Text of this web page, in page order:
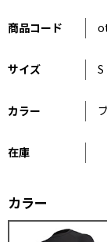
商品コード
サイズ S
カラー
在庫
カラー